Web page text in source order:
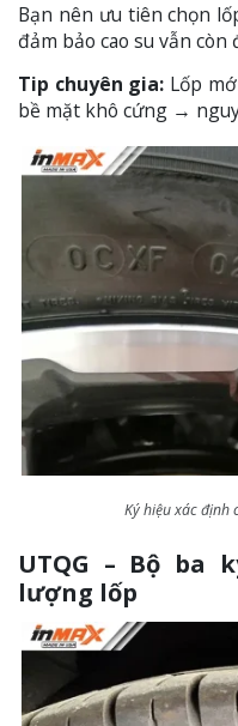
Bạn nên ưu tiên chọn
đảm bảo cao su vẫn
Tip chuyên gia: Lốp
bề mặt khô cứng →
Ký hiệu xác định
UTQG – Bộ ba
lượng lốp